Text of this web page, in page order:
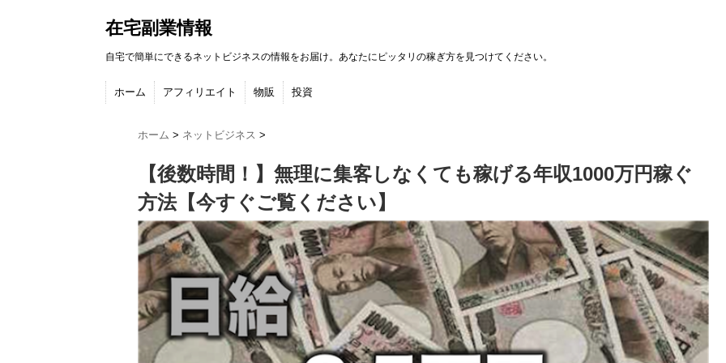
在宅副業情報
自宅で簡単にできるネットビジネスの情報をお届け。あなたにピッタリの稼ぎ方を見つけてください。
ホーム アフィリエイト 物販 投資
ホーム > ネットビジネス >
【後数時間！】無理に集客しなくても稼げる年収1000万円稼ぐ
方法【今すぐご覧ください】